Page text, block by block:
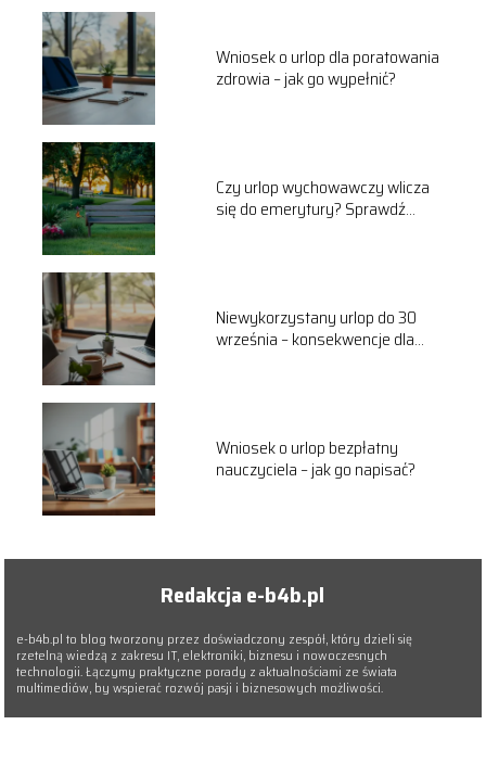
Wniosek o urlop dla poratowania
zdrowia – jak go wypełnić?
Czy urlop wychowawczy wlicza
się do emerytury? Sprawdź
Niewykorzystany urlop do 30
września – konsekwencje dla
Wniosek o urlop bezpłatny
nauczyciela – jak go napisać?
Redakcja e-b4b.pl
e-b4b.pl to blog tworzony przez doświadczony zespół, który dzieli się
rzetelną wiedzą z zakresu IT, elektroniki, biznesu i nowoczesnych
technologii. Łączymy praktyczne porady z aktualnościami ze świata
multimediów, by wspierać rozwój pasji i biznesowych możliwości.